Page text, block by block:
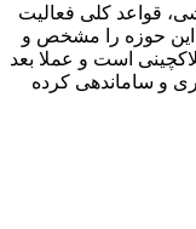
قواعد کلی فعالیت
این حوزه را مشخص و
است و عملا بعد
و ساماندهی کرده